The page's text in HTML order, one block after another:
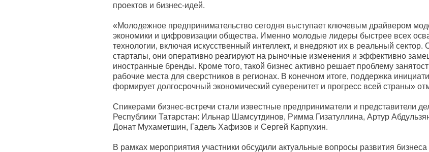
проектов и бизнес-идей.
«Молодежное предпринимательство сегодня выступает ключевым драйвером
экономики и цифровизации общества. Именно молодые лидеры быстрее всех
технологии, включая искусственный интеллект, и внедряют их в реальный сектор.
стартапы, они оперативно реагируют на рыночные изменения и эффективно
иностранные бренды. Кроме того, такой бизнес активно решает проблему
рабочие места для сверстников в регионах. В конечном итоге, поддержка
формирует долгосрочный экономический суверенитет и прогресс всей страны»
Спикерами бизнес-встречи стали известные предприниматели и представители
Республики Татарстан: Ильнар Шамсутдинов, Римма Гизатуллина, Артур
Донат Мухаметшин, Гадель Хафизов и Сергей Карпухин.
В рамках мероприятия участники обсудили актуальные вопросы развития